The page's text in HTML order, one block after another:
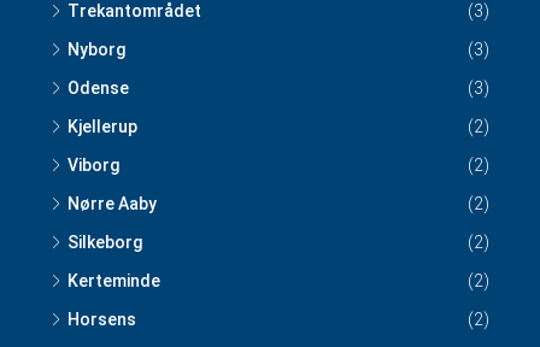
Trekantområdet
(3)
Nyborg
(3)
Odense
(3)
Kjellerup
(2)
Viborg
(2)
Nørre Aaby
(2)
Silkeborg
(2)
Kerteminde
(2)
Horsens
(2)